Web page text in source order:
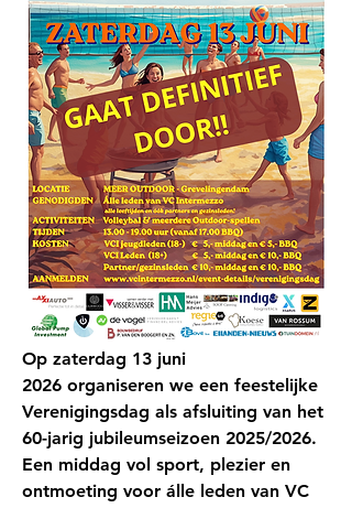
Op zaterdag 13 juni
2026 organiseren we een feestelijke
Verenigingsdag als afsluiting van het
60-jarig jubileumseizoen 2025/2026.
Een middag vol sport, plezier en
ontmoeting voor álle leden van VC